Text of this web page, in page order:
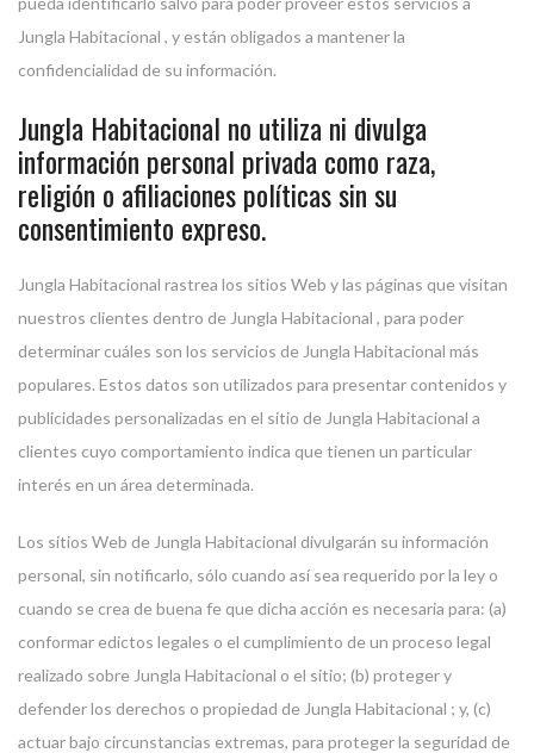
Jungla Habitacional , y están obligados a mantener la
confidencialidad de su información.
Jungla Habitacional no utiliza ni divulga
información personal privada como raza,
religión o afiliaciones políticas sin su
consentimiento expreso.
Jungla Habitacional rastrea los sitios Web y las páginas que visitan
nuestros clientes dentro de Jungla Habitacional , para poder
determinar cuáles son los servicios de Jungla Habitacional más
populares. Estos datos son utilizados para presentar contenidos y
publicidades personalizadas en el sitio de Jungla Habitacional a
clientes cuyo comportamiento indica que tienen un particular
interés en un área determinada.
Los sitios Web de Jungla Habitacional divulgarán su información
personal, sin notificarlo, sólo cuando así sea requerido por la ley o
cuando se crea de buena fe que dicha acción es necesaria para: (a)
conformar edictos legales o el cumplimiento de un proceso legal
realizado sobre Jungla Habitacional o el sitio; (b) proteger y
defender los derechos o propiedad de Jungla Habitacional ; y, (c)
actuar bajo circunstancias extremas, para proteger la seguridad de